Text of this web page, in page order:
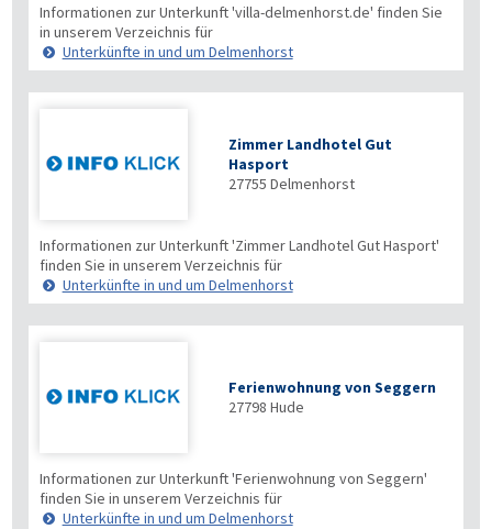
Informationen zur Unterkunft 'villa-delmenhorst.de' finden Sie
in unserem Verzeichnis für
Unterkünfte in und um Delmenhorst
Zimmer Landhotel Gut
Hasport
27755 Delmenhorst
Informationen zur Unterkunft 'Zimmer Landhotel Gut Hasport'
finden Sie in unserem Verzeichnis für
Unterkünfte in und um Delmenhorst
Ferienwohnung von Seggern
27798 Hude
Informationen zur Unterkunft 'Ferienwohnung von Seggern'
finden Sie in unserem Verzeichnis für
Unterkünfte in und um Delmenhorst